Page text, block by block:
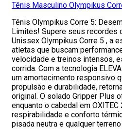
Tênis Masculino Olympikus
Tênis Olympikus Corre 5:
Limites! Supere seus recordes
Unissex Olympikus Corre 5 , a
atletas que buscam
velocidade e treinos intensos,
corrida. Com a tecnologia
um amortecimento responsivo
propulsão e durabilidade,
original. O solado Gripper Plus
enquanto o cabedal em
respirabilidade e conforto
pisada neutra e qualquer